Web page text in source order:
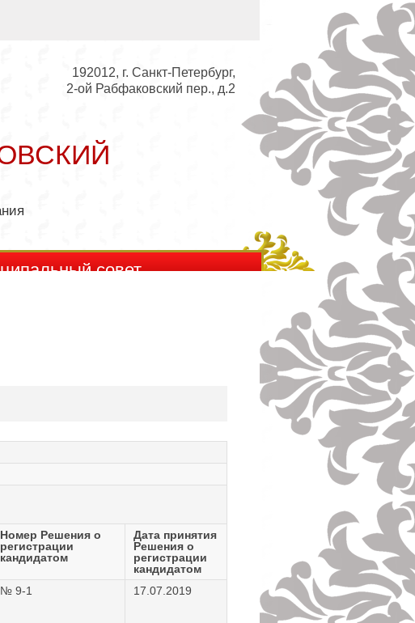
192012, г. Санкт-Петербург,
2-ой Рабфаковский пер., д.2
совет
Номер Решения о
регистрации
кандидатом
Дата принятия
Решения о
регистрации
кандидатом
№ 9-1 17.07.2019